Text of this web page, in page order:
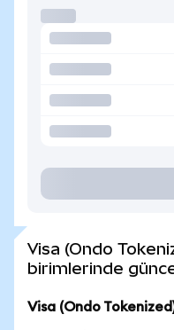
Visa (Ondo
birimlerinde
Visa (Ondo